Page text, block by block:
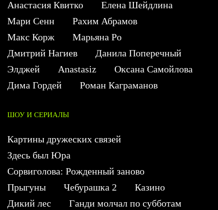
Анастасия Квитко
Елена Шейдлина
Мари Сенн
Рахим Абрамов
Макс Корж
Марьяна Ро
Дмитрий Нагиев
Данила Поперечный
Элджей
Anastasiz
Оксана Самойлова
Дима Гордей
Роман Каграманов
ШОУ И СЕРИАЛЫ
Картины дружеских связей
Здесь был Юра
Сорвиголова: Рожденный заново
Прыгуны
Чебурашка 2
Казино
Дикий лес
Ганди молчал по субботам